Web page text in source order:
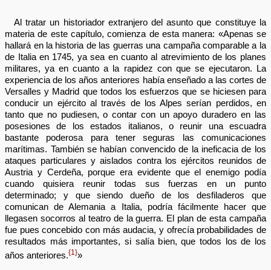
Al tratar un historiador extranjero del asunto que constituye la
materia de este capítulo, comienza de esta manera: «Apenas se
hallará en la historia de las guerras una campaña comparable a la
de Italia en 1745, ya sea en cuanto al atrevimiento de los planes
militares, ya en cuanto a la rapidez con que se ejecutaron. La
experiencia de los años anteriores había enseñado a las cortes de
Versalles y Madrid que todos los esfuerzos que se hiciesen para
conducir un ejército al través de los Alpes serían perdidos, en
tanto que no pudiesen, o contar con un apoyo duradero en las
posesiones de los estados italianos, o reunir una escuadra
bastante poderosa para tener seguras las comunicaciones
marítimas. También se habían convencido de la ineficacia de los
ataques particulares y aislados contra los ejércitos reunidos de
Austria y Cerdeña, porque era evidente que el enemigo podía
cuando quisiera reunir todas sus fuerzas en un punto
determinado; y que siendo dueño de los desfiladeros que
comunican de Alemania a Italia, podría fácilmente hacer que
llegasen socorros al teatro de la guerra. El plan de esta campaña
fue pues concebido con más audacia, y ofrecía probabilidades de
resultados más importantes, si salía bien, que todos los de los
años anteriores.{1}»